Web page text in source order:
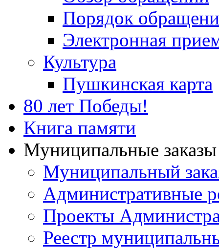
Порядок
Электронная
Культура
Пушкинская карта
80 лет Победы!
Книга памяти
Муниципальные
Муниципальный
Административные
Проекты
Реестр